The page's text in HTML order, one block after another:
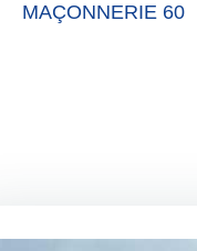
MAÇONNERIE 60